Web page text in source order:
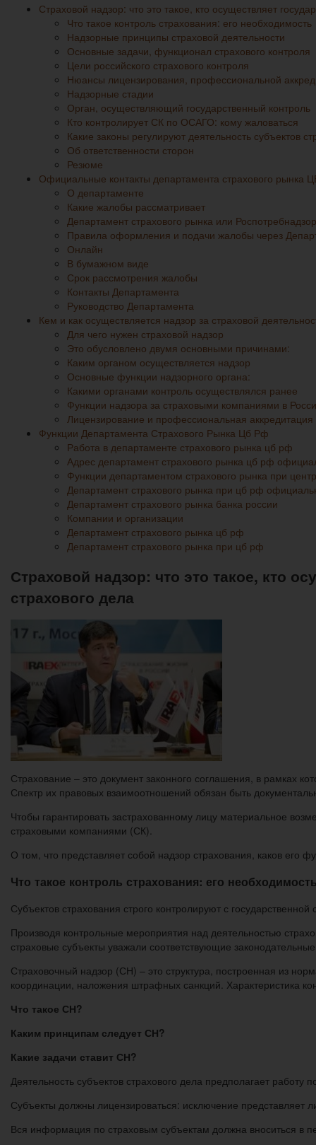
Страховой надзор: что это такое, кто осуществляет
Что такое контроль страхования: его необходимость
Надзорные принципы страховой деятельности
Основные задачи, функционал страхового контроля
Цели российского страхового контроля
Нюансы лицензирования, профессиональной
Надзорные стадии
Орган, осуществляющий государственный контроль
Кто контролирует СК по ОСАГО: кому жаловаться
Какие законы регулируют деятельность субъектов
Об ответственности сторон
Резюме
Официальные контакты департамента страхового рынка
О департаменте
Какие жалобы рассматривает
Департамент страхового рынка или
Правила оформления и подачи жалобы через
Онлайн
В бумажном виде
Срок рассмотрения жалобы
Контакты Департамента
Руководство Департамента
Кем и как осуществляется надзор за страховой
Для чего нужен страховой надзор
Это обусловлено двумя основными причинами:
Каким органом осуществляется надзор
Основные функции надзорного органа:
Какими органами контроль осуществлялся ранее
Функции надзора за страховыми компаниями в
Лицензирование и профессиональная аккредитация
Функции Департамента Страхового Рынка Цб Рф
Работа в департаменте страхового рынка цб рф
Адрес департамент страхового рынка цб рф
Функции департаментом страхового рынка при
Департамент страхового рынка при цб рф
Департамент страхового рынка банка россии
Компании и организации
Департамент страхового рынка цб рф
Департамент страхового рынка при цб рф
Страховой надзор: что это такое, кто
страхового дела
Страхование – это документ законного соглашения, в рамках
Спектр их правовых взаимоотношений обязан быть
Чтобы гарантировать застрахованному лицу материальное
страховыми компаниями (СК).
О том, что представляет собой надзор страхования, каков его
Что такое контроль страхования: его
Субъектов страхования строго контролируют с
Производя контрольные мероприятия над деятельностью
страховые субъекты уважали соответствующие
Страховочный надзор (СН) – это структура, построенная из
координации, наложения штрафных санкций. Характеристика
Что такое СН?
Каким принципам следует СН?
Какие задачи ставит СН?
Деятельность субъектов страхового дела предполагает
Субъекты должны лицензироваться: исключение представляет
Вся информация по страховым субъектам должна вноситься в